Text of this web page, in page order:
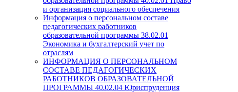
и организация социального обеспечения
Информация о персональном составе
педагогических работников
образовательной программы 38.02.01
Экономика и бухгалтерский учет по
отраслям
ИНФОРМАЦИЯ О ПЕРСОНАЛЬНОМ
СОСТАВЕ ПЕДАГОГИЧЕСКИХ
РАБОТНИКОВ ОБРАЗОВАТЕЛЬНОЙ
ПРОГРАММЫ 40.02.04 Юриспруденция